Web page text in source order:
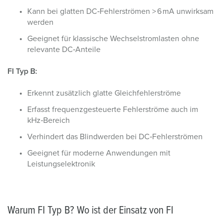
Kann bei glatten DC‑Fehlerströmen > 6 mA unwirksam
werden
Geeignet für klassische Wechselstromlasten ohne
relevante DC‑Anteile
FI Typ B:
Erkennt zusätzlich glatte Gleichfehlerströme
Erfasst frequenzgesteuerte Fehlerströme auch im
kHz‑Bereich
Verhindert das Blindwerden bei DC‑Fehlerströmen
Geeignet für moderne Anwendungen mit
Leistungselektronik
Warum FI Typ B? Wo ist der Einsatz von FI